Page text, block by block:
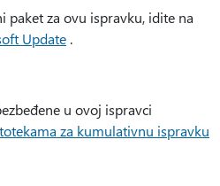
paket za ovu ispravku, idite na
Update .
u ovoj ispravci
za kumulativnu ispravku